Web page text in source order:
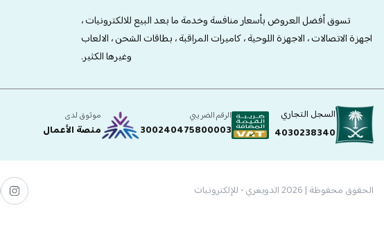
تسوق أفضل العروض بأسعار منافسة وخدمة ما بعد البيع للالكترونيات ،
اجهزة الاتصالات ، الاجهزة اللوحية ، كاميرات المراقبة ، بطاقات الشحن ، الالعاب
وغيرها الكثير.
السجل التجاري
4030238340
الرقم الضريبي
300240475800003
موثوق لدى
منصة الأعمال
الحقوق محفوظة | 2026 الدويغري • للإلكترونيات